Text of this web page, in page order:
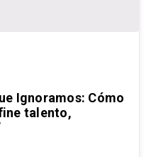
Ignoramos: Cómo
talento,